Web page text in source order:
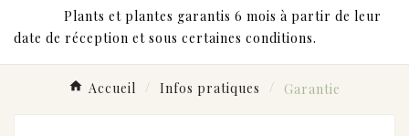
Plants et plantes garantis 6 mois à partir de leur
date de réception et sous certaines conditions.
Accueil Infos pratiques Garantie